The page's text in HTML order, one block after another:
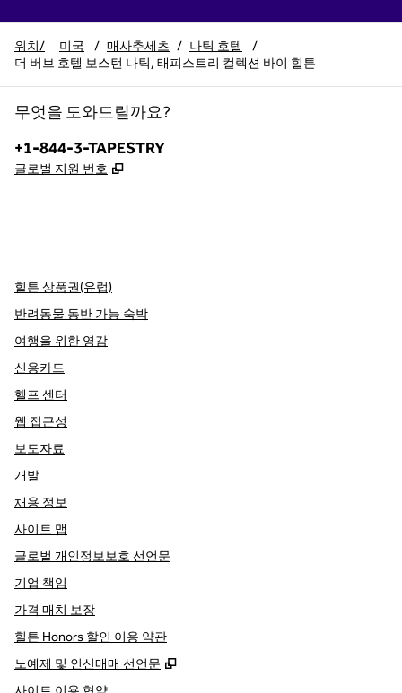
위치/ 미국 / 매사추세츠 / 나틱 호텔
/
더 버브 호텔 보스턴 나틱, 태피스트리 컬렉션 바이 힐튼
무엇을 도와드릴까요?
전화:
+1-844-3-TAPESTRY
글로벌 지원 번호 ,
힐튼 상품권(유럽)
반려동물 동반 가능 숙박
여행을 위한 영감
신용카드
헬프 센터
웹 접근성
보도자료
개발
채용 정보
사이트 맵
글로벌 개인정보보호 선언문
기업 책임
가격 매치 보장
힐튼 Honors 할인 이용 약관
노예제 및 인신매매 선언문
,